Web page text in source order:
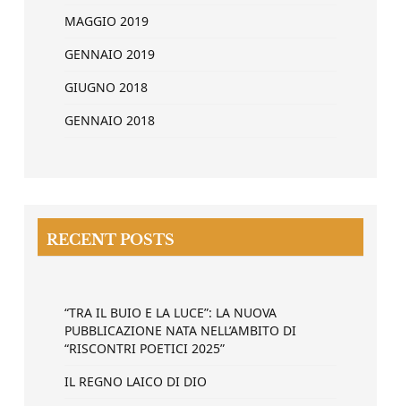
MAGGIO 2019
GENNAIO 2019
GIUGNO 2018
GENNAIO 2018
RECENT POSTS
“TRA IL BUIO E LA LUCE”: LA NUOVA
PUBBLICAZIONE NATA NELL’AMBITO DI
“RISCONTRI POETICI 2025”
IL REGNO LAICO DI DIO